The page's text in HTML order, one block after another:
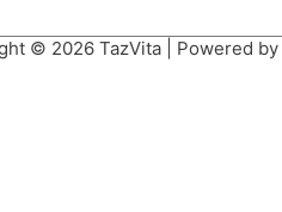
© 2026 TazVita| Powered by